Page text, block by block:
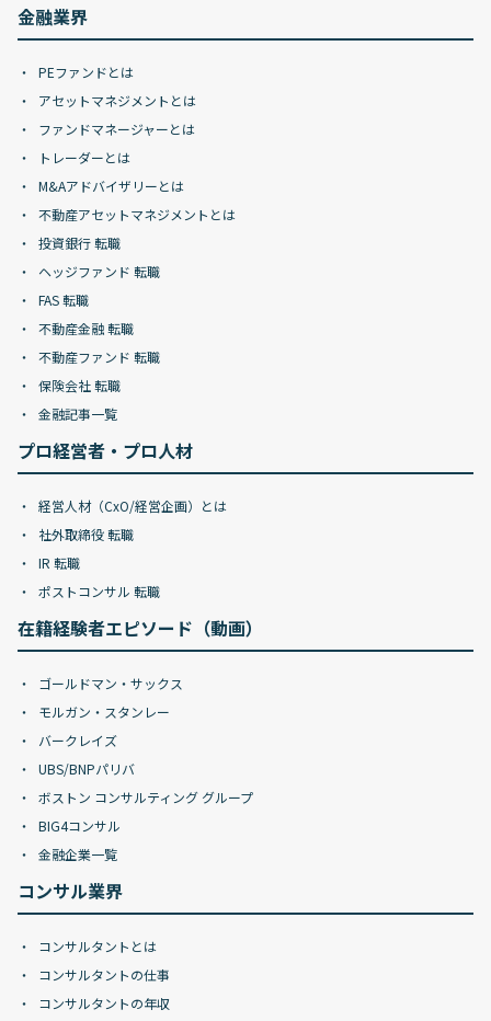
金融業界
PEファンドとは
アセットマネジメントとは
ファンドマネージャーとは
トレーダーとは
M&Aアドバイザリーとは
不動産アセットマネジメントとは
投資銀行 転職
ヘッジファンド 転職
FAS 転職
不動産金融 転職
不動産ファンド 転職
保険会社 転職
金融記事一覧
プロ経営者・プロ人材
経営人材（CxO/経営企画）とは
社外取締役 転職
IR 転職
ポストコンサル 転職
在籍経験者エピソード（動画）
ゴールドマン・サックス
モルガン・スタンレー
バークレイズ
UBS/BNPパリバ
ボストン コンサルティング グループ
BIG4コンサル
金融企業一覧
コンサル業界
コンサルタントとは
コンサルタントの仕事
コンサルタントの年収